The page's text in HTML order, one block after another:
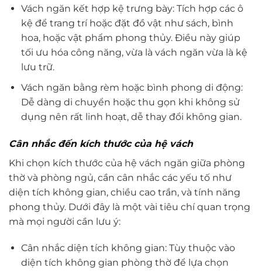
Vách ngăn kết hợp kệ trưng bày: Tích hợp các ô
kệ để trang trí hoặc đặt đồ vật như sách, bình
hoa, hoặc vật phẩm phong thủy. Điều này giúp
tối ưu hóa công năng, vừa là vách ngăn vừa là kệ
lưu trữ.
Vách ngăn bằng rèm hoặc bình phong di động:
Dễ dàng di chuyển hoặc thu gọn khi không sử
dụng nên rất linh hoạt, dễ thay đổi không gian.
Cân nhắc đến kích thước của hệ vách
Khi chọn kích thước của hệ vách ngăn giữa phòng
thờ và phòng ngủ, cần cân nhắc các yếu tố như
diện tích không gian, chiều cao trần, và tính năng
phong thủy. Dưới đây là một vài tiêu chí quan trọng
mà mọi người cần lưu ý:
Cân nhắc diện tích không gian: Tùy thuộc vào
diện tích không gian phòng thờ để lựa chọn